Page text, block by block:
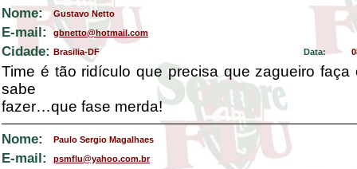
Nome: Gustavo Netto
E-mail: gbnetto@hotmail.com
Cidade: Brasilia-DF Data:
Time é tão ridículo que precisa que zagueiro
sabe
fazer…que fase merda!
Nome: Paulo Sergio Magalhaes
E-mail: psmflu@yahoo.com.br